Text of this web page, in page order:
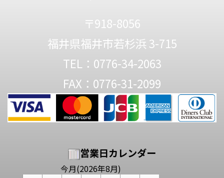
〒918-8056
福井県福井市若杉浜 3-715
TEL：0776-34-2063
FAX：0776-31-2099
営業日カレンダー
今月(2026年8月)